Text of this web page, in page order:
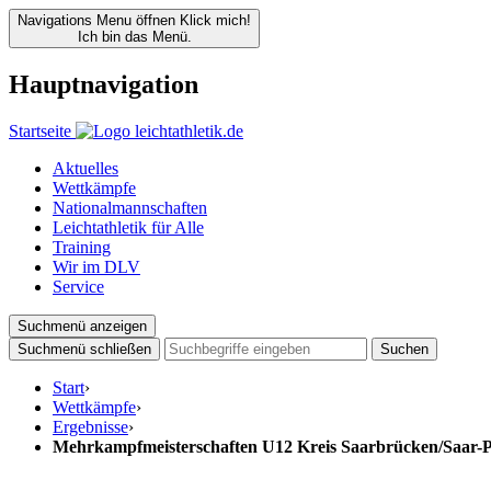
Navigations Menu öffnen Klick mich!
Ich bin das Menü.
Hauptnavigation
Startseite
Aktuelles
Wettkämpfe
Nationalmannschaften
Leichtathletik für Alle
Training
Wir im DLV
Service
Suchmenü anzeigen
Suchmenü schließen
Suchen
Start›
Wettkämpfe›
Ergebnisse›
Mehrkampfmeisterschaften U12 Kreis Saarbrücken/Saar-